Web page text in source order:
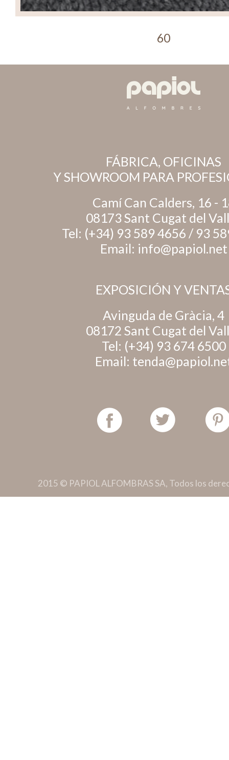
60
FÁBRICA, OFICINAS
Y SHOWROOM PARA
Camí Can Calders, 16 -
08173 Sant Cugat del
Tel: (+34) 93 589 4656 / 93
Email: info@papiol.net
EXPOSICIÓN Y
Avinguda de Gràcia, 4
08172 Sant Cugat del
Tel: (+34) 93 674 6500
Email:
2015 © PAPIOL ALFOMBRAS SA, Todos los